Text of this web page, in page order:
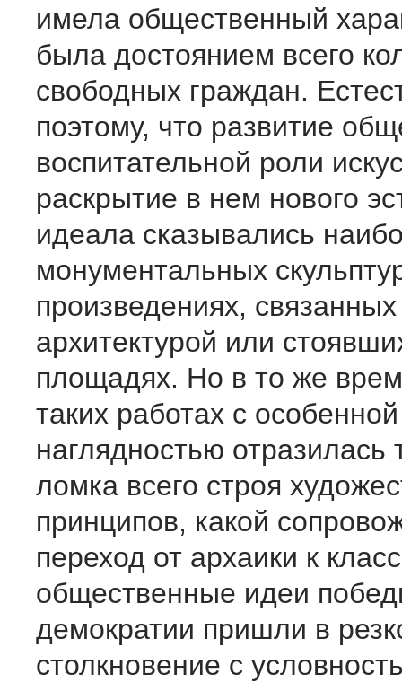
имела общественный
была достоянием всего
свободных граждан.
поэтому, что развитие
воспитательной роли
раскрытие в нем нового
идеала сказывались
монументальных
произведениях, связанных
архитектурой или
площадях. Но в то же
таких работах с особенной
наглядностью отразилась
ломка всего строя
принципов, какой
переход от архаики к
общественные идеи
демократии пришли в
столкновение с